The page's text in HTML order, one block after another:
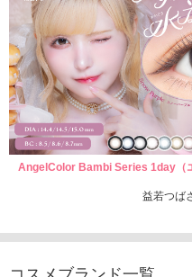
AngelColor Bambi Series 1day（
益若つば